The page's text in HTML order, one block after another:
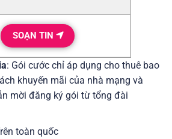
SOẠN TIN
: Gói cước chỉ áp dụng cho thuê bao
khuyến mãi của nhà mạng và
mời đăng ký gói từ tổng đài
toàn quốc